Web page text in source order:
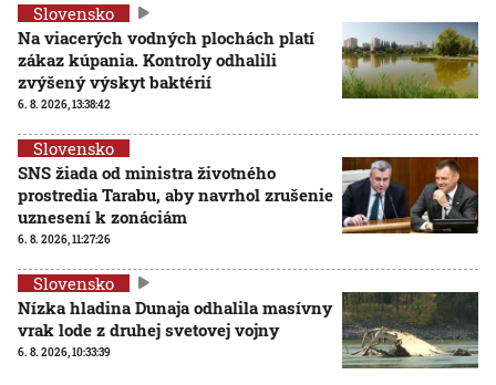
Slovensko
Na viacerých vodných plochách platí
zákaz kúpania. Kontroly odhalili
zvýšený výskyt baktérií
6. 8. 2026, 13:38:42
Slovensko
SNS žiada od ministra životného
prostredia Tarabu, aby navrhol zrušenie
uznesení k zonáciám
6. 8. 2026, 11:27:26
Slovensko
Nízka hladina Dunaja odhalila masívny
vrak lode z druhej svetovej vojny
6. 8. 2026, 10:33:39